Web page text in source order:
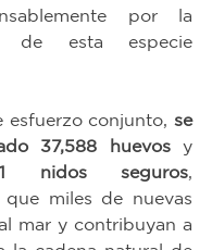
por la
de esta especie
esfuerzo conjunto, se
37,588 huevos
nidos seguros,
que miles de nuevas
mar y contribuyan a